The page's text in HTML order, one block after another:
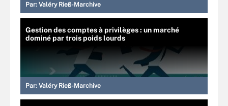
Par: Valéry Rieß-Marchive
Gestion des comptes à privilèges : un marché
dominé par trois poids lourds
Par: Valéry Rieß-Marchive